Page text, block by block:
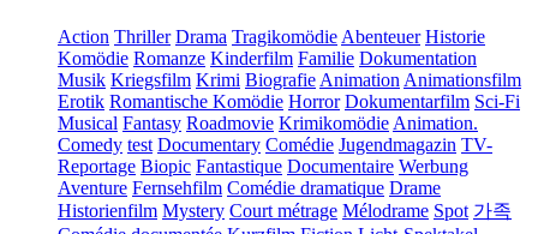
Action Thriller Drama Tragikomödie Abenteuer Historie
Komödie Romanze Kinderfilm Familie Dokumentation
Musik Kriegsfilm Krimi Biografie Animation Animationsfilm
Erotik Romantische Komödie Horror Dokumentarfilm Sci-Fi
Musical Fantasy Roadmovie Krimikomödie Animation.
Comedy test Documentary Comédie Jugendmagazin TV-
Reportage Biopic Fantastique Documentaire Werbung
Aventure Fernsehfilm Comédie dramatique Drame
Historienfilm Mystery Court métrage Mélodrame Spot 가족